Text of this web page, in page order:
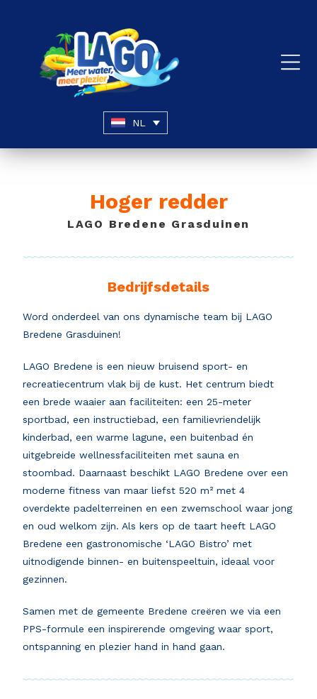
NL
Hoger redder
LAGO Bredene Grasduinen
Bedrijfsdetails
Word onderdeel van ons dynamische team bij LAGO
Bredene Grasduinen!
LAGO Bredene is een nieuw bruisend sport- en
recreatiecentrum vlak bij de kust. Het centrum biedt
een brede waaier aan faciliteiten: een 25-meter
sportbad, een instructiebad, een familievriendelijk
kinderbad, een warme lagune, een buitenbad én
uitgebreide wellnessfaciliteiten met sauna en
stoombad. Daarnaast beschikt LAGO Bredene over een
moderne fitness van maar liefst 520 m² met 4
overdekte padelterreinen en een zwemschool waar jong
en oud welkom zijn. Als kers op de taart heeft LAGO
Bredene een gastronomische ‘LAGO Bistro’ met
uitnodigende binnen- en buitenspeeltuin, ideaal voor
gezinnen.
Samen met de gemeente Bredene creëren we via een
PPS-formule een inspirerende omgeving waar sport,
ontspanning en plezier hand in hand gaan.